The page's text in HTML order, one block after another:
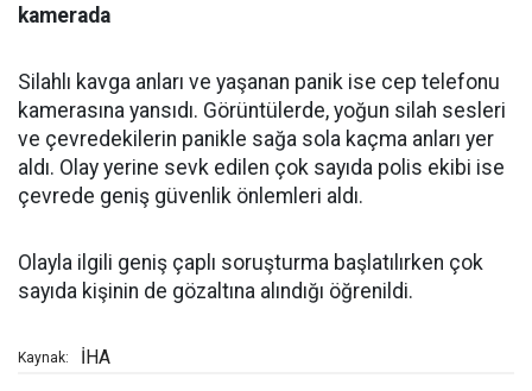
kamerada
Silahlı kavga anları ve yaşanan panik ise cep telefonu
kamerasına yansıdı. Görüntülerde, yoğun silah sesleri
ve çevredekilerin panikle sağa sola kaçma anları yer
aldı. Olay yerine sevk edilen çok sayıda polis ekibi ise
çevrede geniş güvenlik önlemleri aldı.
Olayla ilgili geniş çaplı soruşturma başlatılırken çok
sayıda kişinin de gözaltına alındığı öğrenildi.
Kaynak: İHA